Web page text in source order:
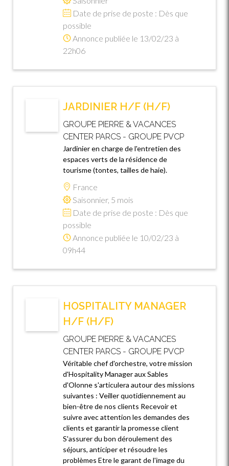
Date de prise de poste : Dès que
possible
Annonce publiée le 13/02/23 à
22h06
JARDINIER H/F (H/F)
GROUPE PIERRE & VACANCES
CENTER PARCS - GROUPE PVCP
Jardinier en charge de l'entretien des
espaces verts de la résidence de
tourisme (tontes, tailles de haie).
France
Saisonnier, 5 mois
Date de prise de poste : Dès que
possible
Annonce publiée le 10/02/23 à
09h44
HOSPITALITY MANAGER
H/F (H/F)
GROUPE PIERRE & VACANCES
CENTER PARCS - GROUPE PVCP
Véritable chef d'orchestre, votre mission
d'Hospitality Manager aux Sables
d'Olonne s'articulera autour des missions
suivantes : Veiller quotidiennement au
bien-être de nos clients Recevoir et
suivre avec attention les demandes des
clients et garantir la promesse client
S'assurer du bon déroulement des
séjours, anticiper et résoudre les
problèmes Etre le garant de l'image du